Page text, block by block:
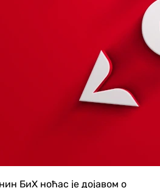
БиХ ноћас је дојавом о